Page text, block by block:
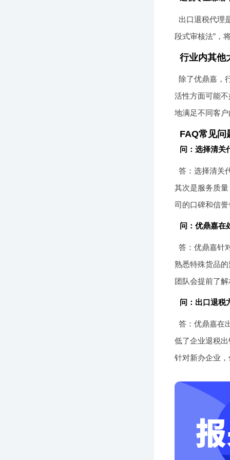
出口退税代理
段式审核法”，
行业内其他
除了优鼎嘉，
活性方面可能
地满足不同客
FAQ常见问
问：选择清关
答：选择清关
其次是服务质
司的口碑和信
问：优鼎嘉在
答：优鼎嘉针
熟悉特殊货品
团队会提前了
问：出口退税
答：优鼎嘉在
低了企业退税
针对新办企业